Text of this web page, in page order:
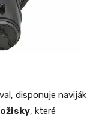
disponuje naviják
, které